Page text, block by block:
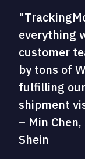
everything
customer
by tons of
fulfilling
shipment
– Min
Shein